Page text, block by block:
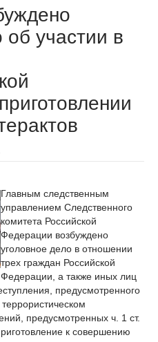
об участии в
Главным следственным
управлением Следственного
комитета Российской
Федерации возбуждено
уголовное дело в отношении
трех граждан Российской
Федерации, а также иных лиц
предусмотренного
предусмотренных ч. 1 ст.
к совершению